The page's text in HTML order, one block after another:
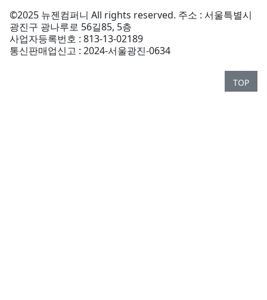
©2025 뉴젠컴퍼니 All rights reserved. 주소 : 서울특별시
광진구 광나루로 56길85, 5층
사업자등록번호 : 813-13-02189
통신판매업신고 : 2024-서울광진-0634
TOP